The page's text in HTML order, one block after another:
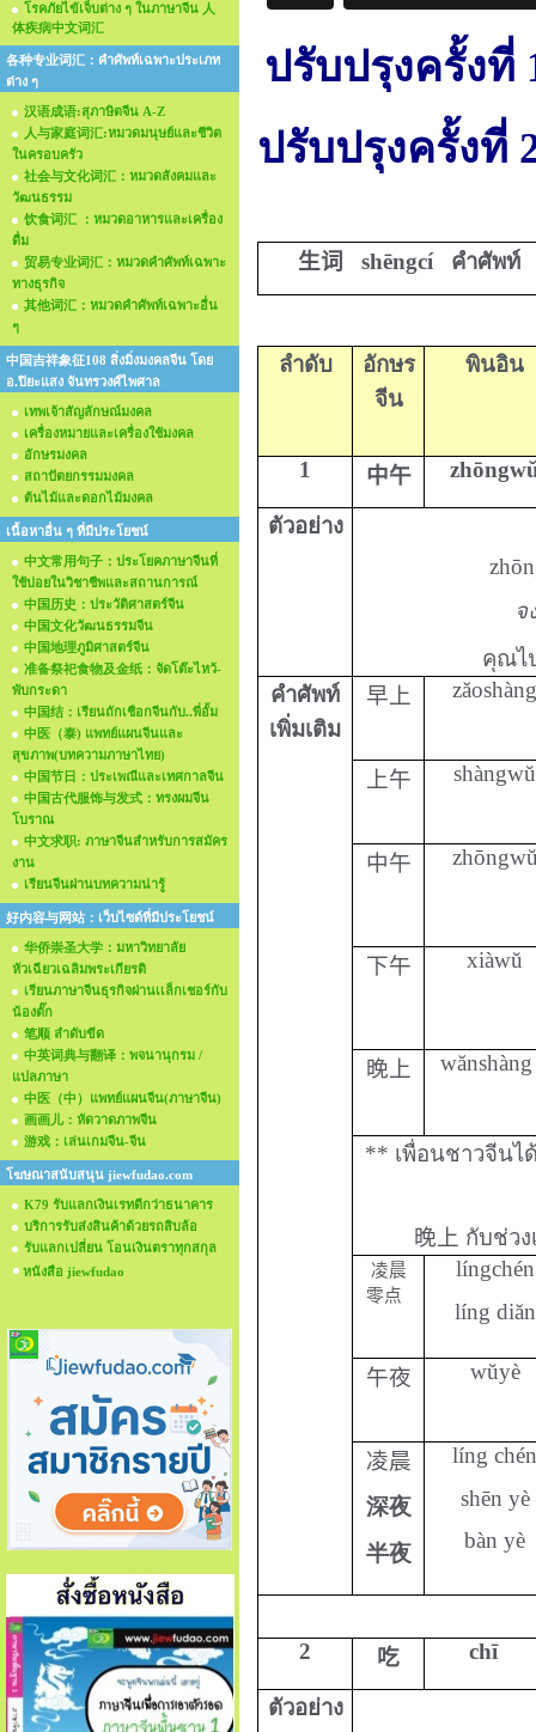
โรคภัยไข้เจ็บต่าง ๆ ในภาษาจีน 人
体疾病中文词汇
各种专业词汇：คำศัพท์เฉพาะประเภท
ต่าง ๆ
汉语成语:สุภาษิตจีน A-Z
人与家庭词汇:หมวดมนุษย์และชีวิต
ในครอบครัว
社会与文化词汇：หมวดสังคมและ
วัฒนธรรม
饮食词汇 ：หมวดอาหารและเครื่อง
ดื่ม
贸易专业词汇：หมวดคำศัพท์เฉพาะ
ทางธุรกิจ
其他词汇：หมวดคำศัพท์เฉพาะอื่น
ๆ
中国吉祥象征108 สิ่งมิ่งมงคลจีน โดย
อ.ปิยะแสง จันทรวงศ์ไพศาล
เทพเจ้าสัญลักษณ์มงคล
เครื่องหมายและเครื่องใช้มงคล
อักษรมงคล
สถาปัตยกรรมมงคล
ต้นไม้และดอกไม้มงคล
เนื้อหาอื่น ๆ ที่มีประโยชน์
中文常用句子：ประโยคภาษาจีนที่
ใช้บ่อยในวิชาชีพและสถานการณ์
中国历史：ประวัติศาสตร์จีน
中国文化วัฒนธรรมจีน
中国地理ภูมิศาสตร์จีน
准备祭祀食物及金纸：จัดโต๊ะไหว้-
พับกระดา
中国结：เรียนถักเชือกจีนกับ..พี่อั้ม
中医（泰) แพทย์แผนจีนและ
สุขภาพ(บทความภาษาไทย)
中国节日：ประเพณีและเทศกาลจีน
中国古代服饰与发式：ทรงผมจีน
โบราณ
中文求职: ภาษาจีนสำหรับการสมัคร
งาน
เรียนจีนผ่านบทความน่ารู้
好内容与网站：เว็บไซด์ที่มีประโยชน์
华侨崇圣大学：มหาวิทยาลัย
หัวเฉียวเฉลิมพระเกียรติ
เรียนภาษาจีนธุรกิจผ่านเเล็กเชอร์กับ
น้องตั๊ก
笔顺 ลำดับขีด
中英词典与翻译：พจนานุกรม /
แปลภาษา
中医（中）แพทย์แผนจีน(ภาษาจีน)
画画儿：หัดวาดภาพจีน
游戏：เล่นเกมจีน-จีน
โฆษณาสนับสนุน jiewfudao.com
K79 รับแลกเงินเรทดีกว่าธนาคาร
บริการรับส่งสินค้าด้วยรถสิบล้อ
รับแลกเปลี่ยน โอนเงินตราทุกสกุล
หนังสือ jiewfudao
ปรับปรุงครั้งที่
ปรับปรุงครั้งที่
生词 shēngcí คำศัพท์
ลำดับ
อักษร
จีน
พินอิน
1 中午
ตัวอย่าง
จ
คุณไ
คำศัพท์
เพิ่มเติม
早上 zăoshàng
上午 shàngwŭ
中午
下午 xiàwŭ
晚上 wănshàng
** เพื่อนชาวจีนไ
晚上 กับช่ว
凌晨
零点
língchén
líng diăn
午夜 wŭyè
凌晨
深夜
半夜
líng chén
shēn yè
bàn yè
2 吃 chī
ตัวอย่าง